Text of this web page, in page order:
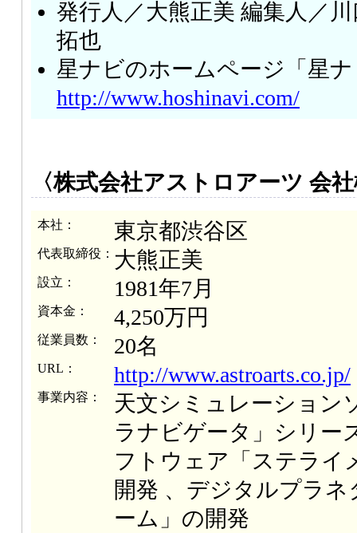
発行人／大熊正美 編集人／
拓也
星ナビのホームページ「星ナ
http://www.hoshinavi.com/
〈株式会社アストロアーツ 会
本社： 東京都渋谷区
代表取締役： 大熊正美
設立： 1981年7月
資本金： 4,250万円
従業員数： 20名
URL： http://www.astroarts.co.jp/
事業内容：
天文シミュレーション
ラナビゲータ」シリー
フトウェア「ステライ
開発 、デジタルプラ
ーム」の開発